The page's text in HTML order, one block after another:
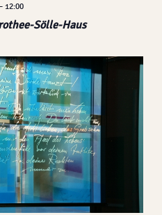
Sölle-Haus
12:00